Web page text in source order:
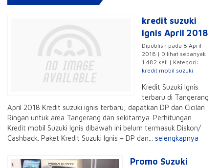
kredit suzuki
ignis April 2018
Dipublish pada 8 April
2018 | Dilihat sebanyak
1.482 kali | Kategori:
kredit mobil suzuki
Kredit Suzuki Ignis
terbaru di Tangerang
April 2018 Kredit suzuki ignis terbaru, dapatkan DP dan Cicilan
Ringan untuk area Tangerang dan sekitarnya. Perhitungan
Kredit mobil Suzuki Ignis dibawah ini belum termasuk Diskon/
Cashback. Paket Kredit Suzuki Ignis – DP dan... selengkapnya
Promo Suzuki